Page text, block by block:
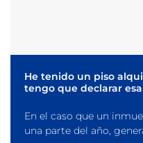
He tenido un piso
tengo que declarar
En el caso que un
una parte del año,